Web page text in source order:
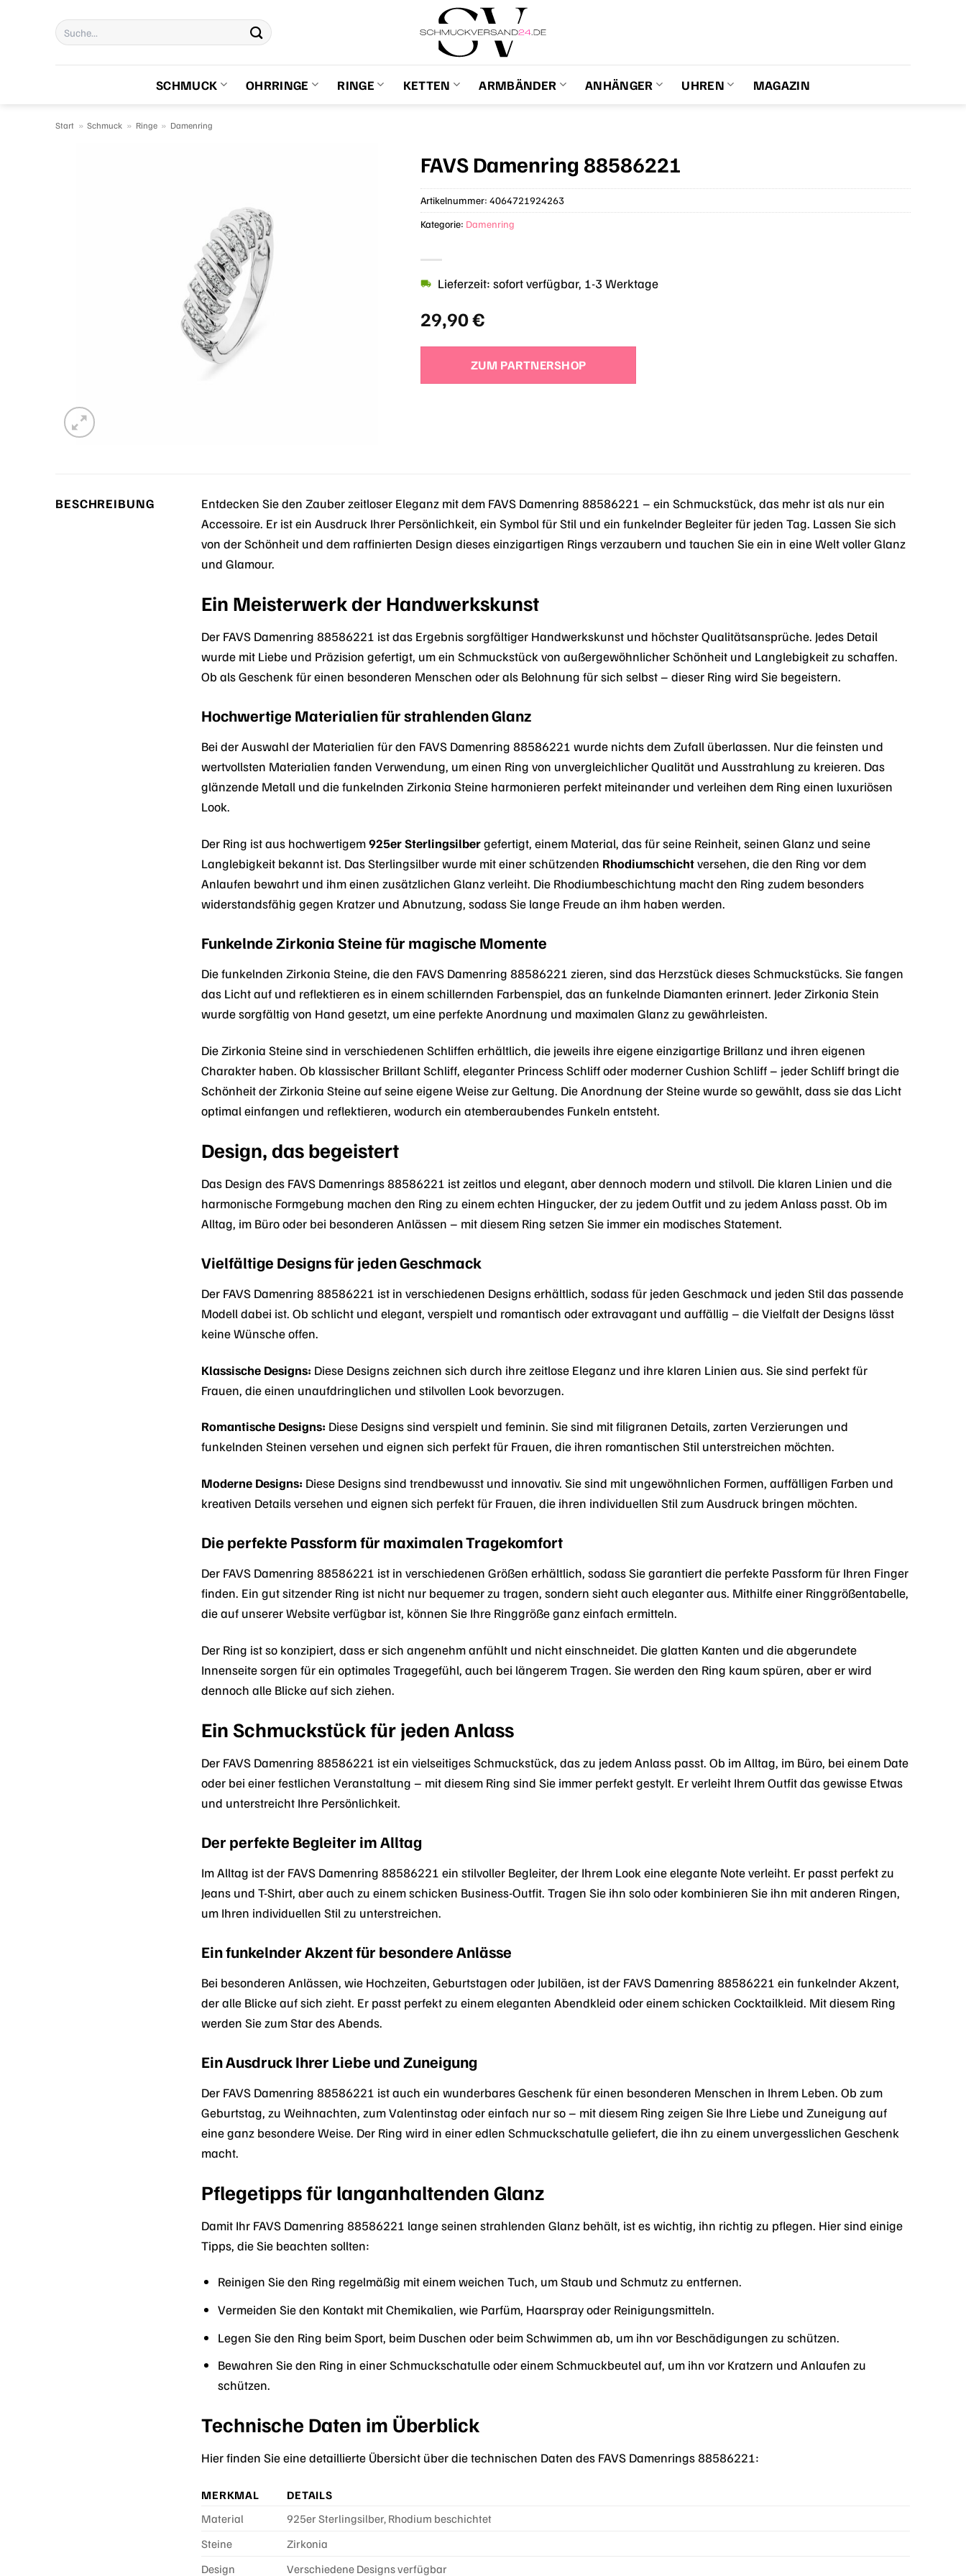
Suchen
nach:
SCHMUCK OHRRINGE RINGE KETTEN ARMBÄNDER ANHÄNGER UHREN MAGAZIN
Start » Schmuck » Ringe » Damenring
FAVS Damenring 88586221
29,90€
Lieferzeit: sofort verfügbar, 1-3 Werktage
ZUM PARTNERSHOP
Artikelnummer:4064721924263
Kategorie: Damenring
BESCHREIBUNG
Entdecken Sie den Zauber zeitloser Eleganz mit dem FAVS Damenring 88586221 – ein Schmuckstück, das mehr ist als nur ein
Accessoire. Er ist ein Ausdruck Ihrer Persönlichkeit, ein Symbol für Stil und ein funkelnder Begleiter für jeden Tag. Lassen Sie sich
von der Schönheit und dem raffinierten Design dieses einzigartigen Rings verzaubern und tauchen Sie ein in eine Welt voller Glanz
und Glamour.
Ein Meisterwerk der Handwerkskunst
Der FAVS Damenring 88586221 ist das Ergebnis sorgfältiger Handwerkskunst und höchster Qualitätsansprüche. Jedes Detail
wurde mit Liebe und Präzision gefertigt, um ein Schmuckstück von außergewöhnlicher Schönheit und Langlebigkeit zu schaffen.
Ob als Geschenk für einen besonderen Menschen oder als Belohnung für sich selbst – dieser Ring wird Sie begeistern.
Hochwertige Materialien für strahlenden Glanz
Bei der Auswahl der Materialien für den FAVS Damenring 88586221 wurde nichts dem Zufall überlassen. Nur die feinsten und
wertvollsten Materialien fanden Verwendung, um einen Ring von unvergleichlicher Qualität und Ausstrahlung zu kreieren. Das
glänzende Metall und die funkelnden Zirkonia Steine harmonieren perfekt miteinander und verleihen dem Ring einen luxuriösen
Look.
Der Ring ist aus hochwertigem925er Sterlingsilbergefertigt, einem Material, das für seine Reinheit, seinen Glanz und seine
Langlebigkeit bekannt ist. Das Sterlingsilber wurde mit einer schützenden Rhodiumschichtversehen, die den Ring vor dem
Anlaufen bewahrt und ihm einen zusätzlichen Glanz verleiht. Die Rhodiumbeschichtung macht den Ring zudem besonders
widerstandsfähig gegen Kratzer und Abnutzung, sodass Sie lange Freude an ihm haben werden.
Funkelnde Zirkonia Steine für magische Momente
Die funkelnden Zirkonia Steine, die den FAVS Damenring 88586221 zieren, sind das Herzstück dieses Schmuckstücks. Sie fangen
das Licht auf und reflektieren es in einem schillernden Farbenspiel, das an funkelnde Diamanten erinnert. Jeder Zirkonia Stein
wurde sorgfältig von Hand gesetzt, um eine perfekte Anordnung und maximalen Glanz zu gewährleisten.
Die Zirkonia Steine sind in verschiedenen Schliffen erhältlich, die jeweils ihre eigene einzigartige Brillanz und ihren eigenen
Charakter haben. Ob klassischer Brillant Schliff, eleganter Princess Schliff oder moderner Cushion Schliff – jeder Schliff bringt die
Schönheit der Zirkonia Steine auf seine eigene Weise zur Geltung. Die Anordnung der Steine wurde so gewählt, dass sie das Licht
optimal einfangen und reflektieren, wodurch ein atemberaubendes Funkeln entsteht.
Design, das begeistert
Das Design des FAVS Damenrings 88586221 ist zeitlos und elegant, aber dennoch modern und stilvoll. Die klaren Linien und die
harmonische Formgebung machen den Ring zu einem echten Hingucker, der zu jedem Outfit und zu jedem Anlass passt. Ob im
Alltag, im Büro oder bei besonderen Anlässen – mit diesem Ring setzen Sie immer ein modisches Statement.
Vielfältige Designs für jeden Geschmack
Der FAVS Damenring 88586221 ist in verschiedenen Designs erhältlich, sodass für jeden Geschmack und jeden Stil das passende
Modell dabei ist. Ob schlicht und elegant, verspielt und romantisch oder extravagant und auffällig – die Vielfalt der Designs lässt
keine Wünsche offen.
Klassische Designs: Diese Designs zeichnen sich durch ihre zeitlose Eleganz und ihre klaren Linien aus. Sie sind perfekt für
Frauen, die einen unaufdringlichen und stilvollen Look bevorzugen.
Romantische Designs: Diese Designs sind verspielt und feminin. Sie sind mit filigranen Details, zarten Verzierungen und
funkelnden Steinen versehen und eignen sich perfekt für Frauen, die ihren romantischen Stil unterstreichen möchten.
Moderne Designs: Diese Designs sind trendbewusst und innovativ. Sie sind mit ungewöhnlichen Formen, auffälligen Farben und
kreativen Details versehen und eignen sich perfekt für Frauen, die ihren individuellen Stil zum Ausdruck bringen möchten.
Die perfekte Passform für maximalen Tragekomfort
Der FAVS Damenring 88586221 ist in verschiedenen Größen erhältlich, sodass Sie garantiert die perfekte Passform für Ihren Finger
finden. Ein gut sitzender Ring ist nicht nur bequemer zu tragen, sondern sieht auch eleganter aus. Mithilfe einer Ringgrößentabelle,
die auf unserer Website verfügbar ist, können Sie Ihre Ringgröße ganz einfach ermitteln.
Der Ring ist so konzipiert, dass er sich angenehm anfühlt und nicht einschneidet. Die glatten Kanten und die abgerundete
Innenseite sorgen für ein optimales Tragegefühl, auch bei längerem Tragen. Sie werden den Ring kaum spüren, aber er wird
dennoch alle Blicke auf sich ziehen.
Ein Schmuckstück für jeden Anlass
Der FAVS Damenring 88586221 ist ein vielseitiges Schmuckstück, das zu jedem Anlass passt. Ob im Alltag, im Büro, bei einem Date
oder bei einer festlichen Veranstaltung – mit diesem Ring sind Sie immer perfekt gestylt. Er verleiht Ihrem Outfit das gewisse Etwas
und unterstreicht Ihre Persönlichkeit.
Der perfekte Begleiter im Alltag
Im Alltag ist der FAVS Damenring 88586221 ein stilvoller Begleiter, der Ihrem Look eine elegante Note verleiht. Er passt perfekt zu
Jeans und T-Shirt, aber auch zu einem schicken Business-Outfit. Tragen Sie ihn solo oder kombinieren Sie ihn mit anderen Ringen,
um Ihren individuellen Stil zu unterstreichen.
Ein funkelnder Akzent für besondere Anlässe
Bei besonderen Anlässen, wie Hochzeiten, Geburtstagen oder Jubiläen, ist der FAVS Damenring 88586221 ein funkelnder Akzent,
der alle Blicke auf sich zieht. Er passt perfekt zu einem eleganten Abendkleid oder einem schicken Cocktailkleid. Mit diesem Ring
werden Sie zum Star des Abends.
Ein Ausdruck Ihrer Liebe und Zuneigung
Der FAVS Damenring 88586221 ist auch ein wunderbares Geschenk für einen besonderen Menschen in Ihrem Leben. Ob zum
Geburtstag, zu Weihnachten, zum Valentinstag oder einfach nur so – mit diesem Ring zeigen Sie Ihre Liebe und Zuneigung auf
eine ganz besondere Weise. Der Ring wird in einer edlen Schmuckschatulle geliefert, die ihn zu einem unvergesslichen Geschenk
macht.
Pflegetipps für langanhaltenden Glanz
Damit Ihr FAVS Damenring 88586221 lange seinen strahlenden Glanz behält, ist es wichtig, ihn richtig zu pflegen. Hier sind einige
Tipps, die Sie beachten sollten:
Reinigen Sie den Ring regelmäßig mit einem weichen Tuch, um Staub und Schmutz zu entfernen.
Vermeiden Sie den Kontakt mit Chemikalien, wie Parfüm, Haarspray oder Reinigungsmitteln.
Legen Sie den Ring beim Sport, beim Duschen oder beim Schwimmen ab, um ihn vor Beschädigungen zu schützen.
Bewahren Sie den Ring in einer Schmuckschatulle oder einem Schmuckbeutel auf, um ihn vor Kratzern und Anlaufen zu
schützen.
Technische Daten im Überblick
Hier finden Sie eine detaillierte Übersicht über die technischen Daten des FAVS Damenrings 88586221:
MERKMAL
DETAILS
Material
925er Sterlingsilber, Rhodium beschichtet
Steine
Zirkonia
Design
Verschiedene Designs verfügbar